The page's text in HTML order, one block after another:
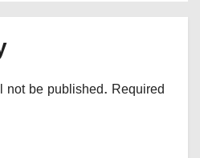
not be published. Required